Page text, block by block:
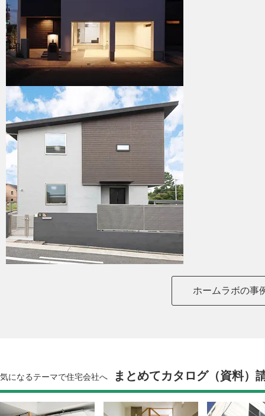
ホームラボの事
気になるテーマで住宅会社へ まとめてカタログ（資料）